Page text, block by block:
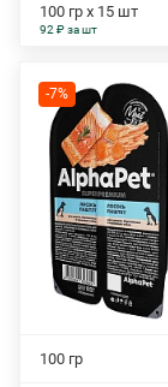
100 гр х 15 шт
92 ₽ за шт
-7%
100 гр